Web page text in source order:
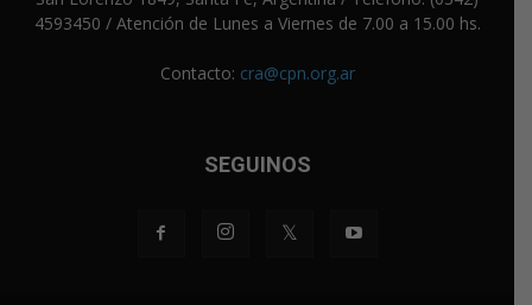
4593450 / Atención de Lunes a Viernes de 7.00 a 15.00 hs.
Contacto: cra@cpn.org.ar
SEGUINOS